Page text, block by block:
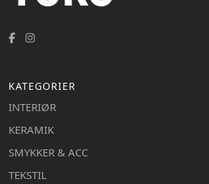
KATEGORIER
INTERIØR
KERAMIK
SMYKKER & ACC
TEKSTIL